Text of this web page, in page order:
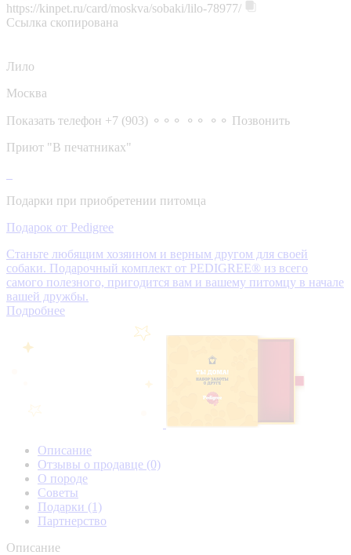
https://kinpet.ru/card/moskva/sobaki/lilo-78977/
Ссылка скопирована
Лило
Москва
Показать телефон +7 (903) ⚬⚬⚬ ⚬⚬ ⚬⚬ Позвонить
Приют "В печатниках"
Подарки при приобретении питомца
Подарок от Pedigree
Станьте любящим хозяином и верным другом для своей
собаки. Подарочный комплект от PEDIGREE® из всего
самого полезного, пригодится вам и вашему питомцу в начале
вашей дружбы.
Подробнее
Описание
Отзывы о продавце (0)
О породе
Советы
Подарки (1)
Партнерство
Описание